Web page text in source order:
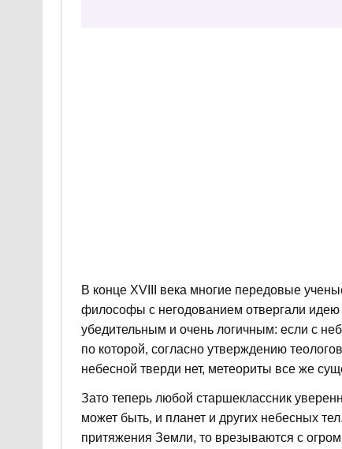
В конце XVIII века многие передовые
философы с негодованием отвергали
убедительным и очень логичным: если с
по которой, согласно утверждению
небесной тверди нет, метеориты все же
Зато теперь любой старшеклассник
может быть, и планет и других небесных
притяжения Земли, то врезываются с